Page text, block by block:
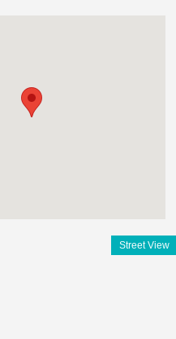
Street View